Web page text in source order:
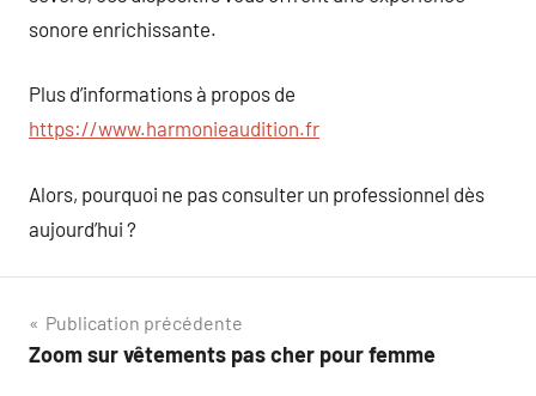
sonore enrichissante.
Plus d’informations à propos de
https://www.harmonieaudition.fr
Alors, pourquoi ne pas consulter un professionnel dès
aujourd’hui ?
Navigation
de
Publication précédente
Zoom sur vêtements pas cher pour femme